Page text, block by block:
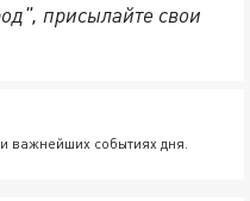
присылайте свои
важнейших событиях дня.